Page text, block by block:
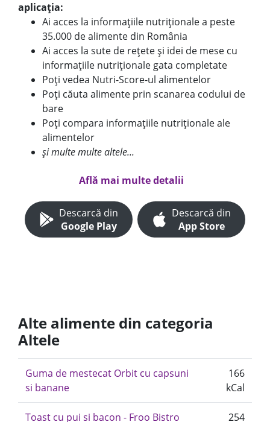
aplicația:
Ai acces la informațiile nutriționale a peste
35.000 de alimente din România
Ai acces la sute de rețete și idei de mese cu
informațiile nutriționale gata completate
Poți vedea Nutri-Score-ul alimentelor
Poți căuta alimente prin scanarea codului de
bare
Poți compara informațiile nutriționale ale
alimentelor
și multe multe altele...
Află mai multe detalii
Descarcă din
Google Play
Descarcă din
App Store
Alte alimente din categoria
Altele
Guma de mestecat Orbit cu capsuni
si banane
166
kCal
Toast cu pui si bacon - Froo Bistro
254